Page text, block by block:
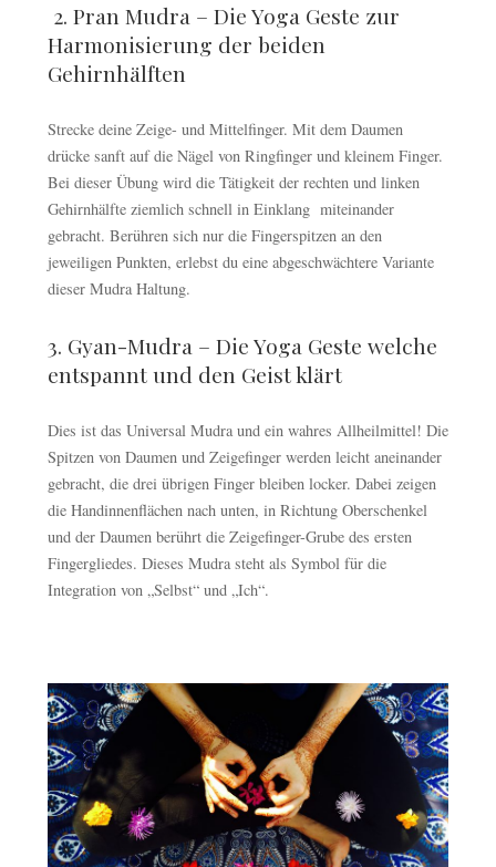
2. Pran Mudra – Die Yoga Geste zur
Harmonisierung der beiden
Gehirnhälften
Strecke deine Zeige- und Mittelfinger. Mit dem Daumen
drücke sanft auf die Nägel von Ringfinger und kleinem Finger.
Bei dieser Übung wird die Tätigkeit der rechten und linken
Gehirnhälfte ziemlich schnell in Einklang miteinander
gebracht. Berühren sich nur die Fingerspitzen an den
jeweiligen Punkten, erlebst du eine abgeschwächtere Variante
dieser Mudra Haltung.
3. Gyan-Mudra – Die Yoga Geste welche
entspannt und den Geist klärt
Dies ist das Universal Mudra und ein wahres Allheilmittel! Die
Spitzen von Daumen und Zeigefinger werden leicht aneinander
gebracht, die drei übrigen Finger bleiben locker. Dabei zeigen
die Handinnenflächen nach unten, in Richtung Oberschenkel
und der Daumen berührt die Zeigefinger-Grube des ersten
Fingergliedes. Dieses Mudra steht als Symbol für die
Integration von „Selbst“ und „Ich“.